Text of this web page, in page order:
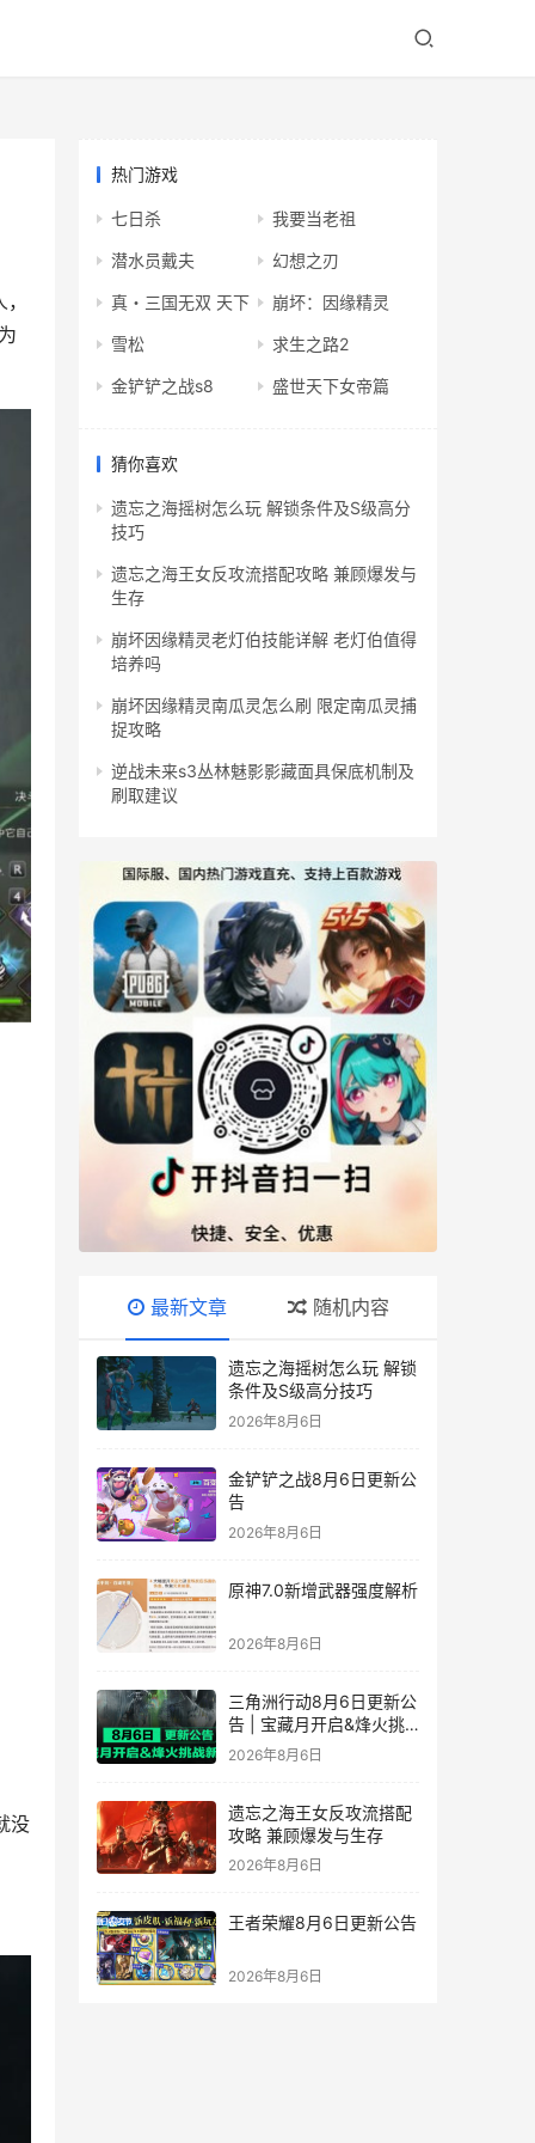
没
热门游戏
七日杀 我要当老祖
潜水员戴夫 幻想之刃
真・三国无双 天下 崩坏：因缘精灵
雪松 求生之路2
金铲铲之战s8 盛世天下女帝篇
猜你喜欢
遗忘之海摇树怎么玩 解锁条件及S级高分
技巧
遗忘之海王女反攻流搭配攻略 兼顾爆发与
生存
崩坏因缘精灵老灯伯技能详解 老灯伯值得
培养吗
崩坏因缘精灵南瓜灵怎么刷 限定南瓜灵捕
捉攻略
逆战未来s3丛林魅影影藏面具保底机制及
刷取建议
最新文章 随机内容
遗忘之海摇树怎么玩 解锁
条件及S级高分技巧
2026年8月6日
金铲铲之战8月6日更新公
告
2026年8月6日
原神7.0新增武器强度解析
2026年8月6日
三角洲行动8月6日更新公
告 | 宝藏月开启&烽火挑
战新赛段！
2026年8月6日
遗忘之海王女反攻流搭配
攻略 兼顾爆发与生存
2026年8月6日
王者荣耀8月6日更新公告
2026年8月6日